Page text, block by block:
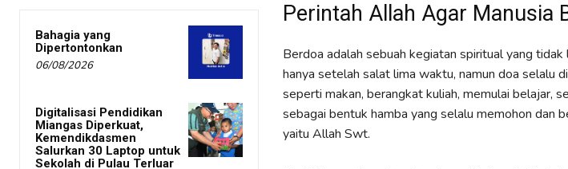
Bahagia yang
Dipertontonkan
06/08/2026
Digitalisasi Pendidikan
Miangas Diperkuat,
Kemendikdasmen
Salurkan 30 Laptop untuk
Sekolah di Pulau Terluar
Perintah Allah Agar Manusia
Berdoa adalah sebuah kegiatan spiritual yang
hanya setelah salat lima waktu, namun doa selalu
seperti makan, berangkat kuliah, memulai belajar,
sebagai bentuk hamba yang selalu memohon dan
yaitu Allah Swt.